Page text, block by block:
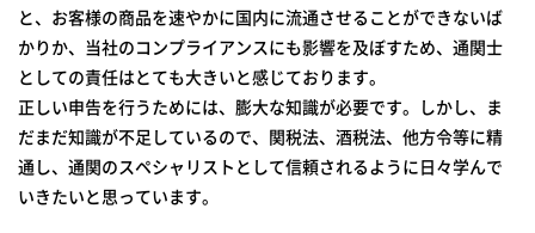
と、お客様の商品を速やかに国内に流通させることができないば
かりか、当社のコンプライアンスにも影響を及ぼすため、通関士
としての責任はとても大きいと感じております。
正しい申告を行うためには、膨大な知識が必要です。しかし、ま
だまだ知識が不足しているので、関税法、酒税法、他方令等に精
通し、通関のスペシャリストとして信頼されるように日々学んで
いきたいと思っています。